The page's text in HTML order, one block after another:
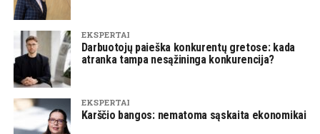
EKSPERTAI
Darbuotojų paieška konkurentų gretose: kada
atranka tampa nesąžininga konkurencija?
EKSPERTAI
Karščio bangos: nematoma sąskaita ekonomikai